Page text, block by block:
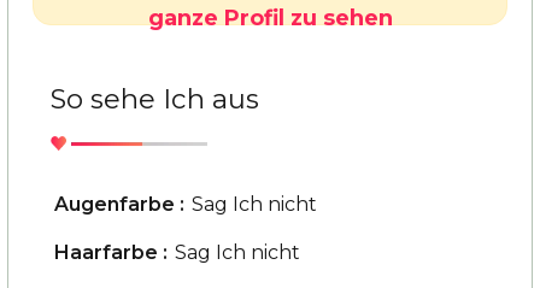
ganze Profil zu sehen
So sehe Ich aus
Augenfarbe : Sag Ich nicht
Haarfarbe : Sag Ich nicht